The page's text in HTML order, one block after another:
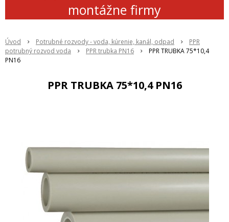
montážne firmy
Úvod Potrubné rozvody - voda, kúrenie, kanál, odpad
PPR
potrubný rozvod voda
PPR trubka PN16
PPR TRUBKA 75*10,4
PN16
PPR TRUBKA 75*10,4 PN16